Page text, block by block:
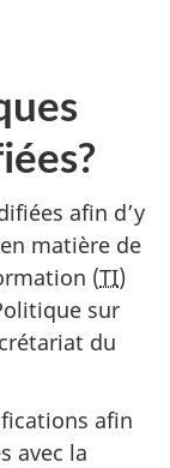
afin d’y
matière de
(TI)
sur
du
afin
avec la